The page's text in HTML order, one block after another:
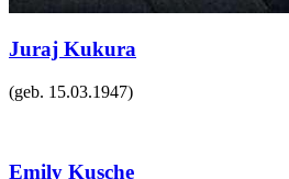
Juraj Kukura
(geb. 15.03.1947)
Emily Kusche